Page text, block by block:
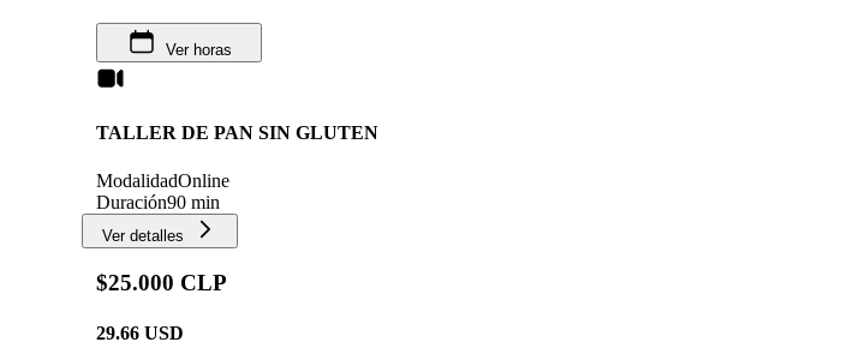
Ver horas
TALLER DE PAN SIN GLUTEN
ModalidadOnline
Duración90 min
Ver detalles
$25.000 CLP
29.66 USD